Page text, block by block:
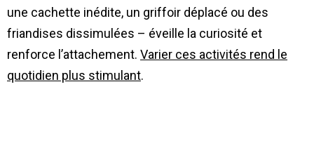
une cachette inédite, un griffoir déplacé ou des
friandises dissimulées – éveille la curiosité et
renforce l’attachement. Varier ces activités rend le
quotidien plus stimulant.